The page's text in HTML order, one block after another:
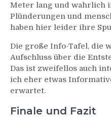
Meter lang und wahrlich
Plünderungen und
haben hier leider ihre
Die große Info-Tafel, die
Aufschluss über die
Das ist zweifellos auch
ich eher etwas
erwartet.
Finale und Fazit